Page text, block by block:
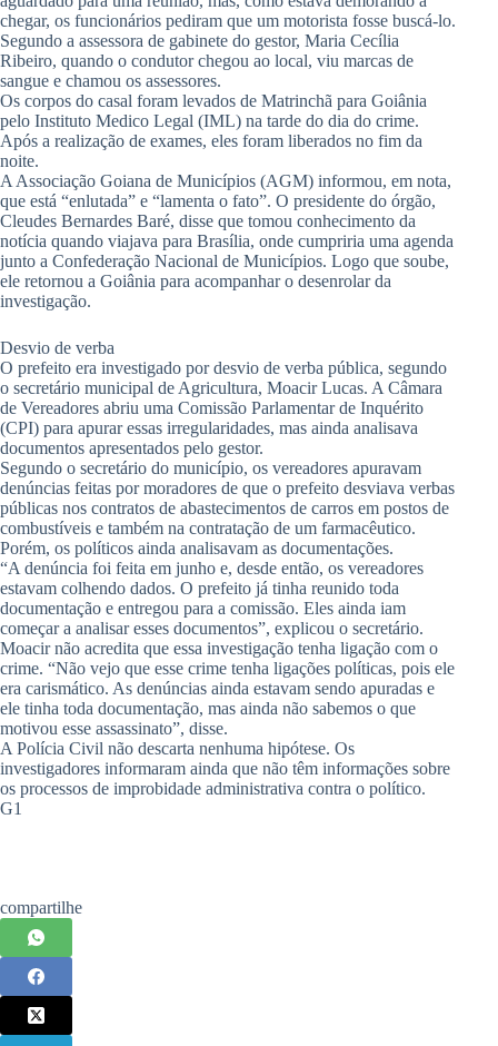
chegar, os funcionários pediram que um motorista fosse buscá-lo.
Segundo a assessora de gabinete do gestor, Maria Cecília
Ribeiro, quando o condutor chegou ao local, viu marcas de
sangue e chamou os assessores.
Os corpos do casal foram levados de Matrinchã para Goiânia
pelo Instituto Medico Legal (IML) na tarde do dia do crime.
Após a realização de exames, eles foram liberados no fim da
noite.
A Associação Goiana de Municípios (AGM) informou, em nota,
que está “enlutada” e “lamenta o fato”. O presidente do órgão,
Cleudes Bernardes Baré, disse que tomou conhecimento da
notícia quando viajava para Brasília, onde cumpriria uma agenda
junto a Confederação Nacional de Municípios. Logo que soube,
ele retornou a Goiânia para acompanhar o desenrolar da
investigação.
Desvio de verba
O prefeito era investigado por desvio de verba pública, segundo
o secretário municipal de Agricultura, Moacir Lucas. A Câmara
de Vereadores abriu uma Comissão Parlamentar de Inquérito
(CPI) para apurar essas irregularidades, mas ainda analisava
documentos apresentados pelo gestor.
Segundo o secretário do município, os vereadores apuravam
denúncias feitas por moradores de que o prefeito desviava verbas
públicas nos contratos de abastecimentos de carros em postos de
combustíveis e também na contratação de um farmacêutico.
Porém, os políticos ainda analisavam as documentações.
“A denúncia foi feita em junho e, desde então, os vereadores
estavam colhendo dados. O prefeito já tinha reunido toda
documentação e entregou para a comissão. Eles ainda iam
começar a analisar esses documentos”, explicou o secretário.
Moacir não acredita que essa investigação tenha ligação com o
crime. “Não vejo que esse crime tenha ligações políticas, pois ele
era carismático. As denúncias ainda estavam sendo apuradas e
ele tinha toda documentação, mas ainda não sabemos o que
motivou esse assassinato”, disse.
A Polícia Civil não descarta nenhuma hipótese. Os
investigadores informaram ainda que não têm informações sobre
os processos de improbidade administrativa contra o político.
G1
compartilhe